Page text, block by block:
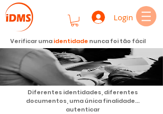
Login
Verificar umaidentidade nunca foi tão fácil
Diferentes identidades, diferentes
documentos, uma única finalidade...
autenticar